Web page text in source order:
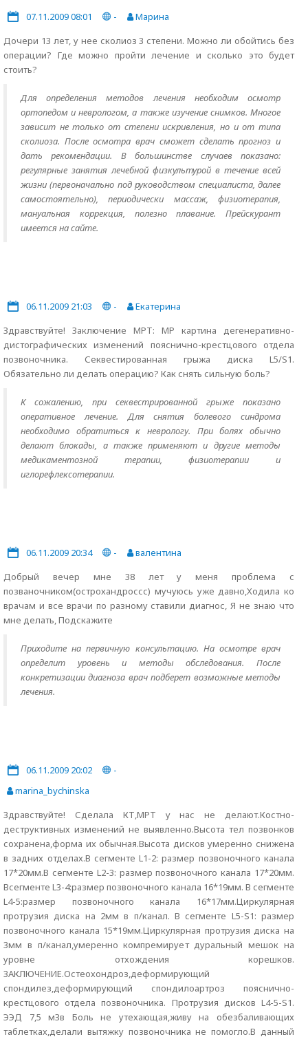
07.11.2009 08:01 -
Марина
Дочери 13 лет, у нее сколиоз 3 степени. Можно ли обойтись без
операции? Где можно пройти лечение и сколько это будет
стоить?
Для определения методов лечения необходим осмотр
ортопедом и неврологом, а также изучение снимков. Многое
зависит не только от степени искривления, но и от типа
сколиоза. После осмотра врач сможет сделать прогноз и
дать рекомендации. В большинстве случаев показано:
регулярные занятия лечебной физкультурой в течение всей
жизни (первоначально под руководством специалиста, далее
самостоятельно), периодически массаж, физиотерапия,
мануальная коррекция, полезно плавание. Прейскурант
имеется на сайте.
06.11.2009 21:03 -
Екатерина
Здравствуйте! Заключение МРТ: МР картина дегенеративно-
дистографических изменений пояснично-крестцового отдела
позвоночника. Секвестированная грыжа диска L5/S1.
Обязательно ли делать операцию? Как снять сильную боль?
К сожалению, при секвестрированной грыже показано
оперативное лечение. Для снятия болевого синдрома
необходимо обратиться к неврологу. При болях обычно
делают блокады, а также применяют и другие методы
медикаментозной терапии, физиотерапии и
иглорефлексотерапии.
06.11.2009 20:34 -
валентина
Добрый вечер мне 38 лет у меня проблема с
позваночником(острохандроссс) мучуюсь уже давно,Ходила ко
врачам и все врачи по разному ставили диагнос, Я не знаю что
мне делать, Подскажите
Приходите на первичную консультацию. На осмотре врач
определит уровень и методы обследования. После
конкретизации диагноза врач подберет возможные методы
лечения.
06.11.2009 20:02
-
marina_bychinska
Здравствуйте! Сделала КТ,МРТ у нас не делают.Костно-
деструктивных изменений не выявленно.Высота тел позвонков
сохранена,форма их обычная.Высота дисков умеренно снижена
в задних отделах.В сегменте L1-2: размер позвоночного канала
17*20мм.В сегменте L2-3: размер позвоночного канала 17*20мм.
Всегменте L3-4:размер позвоночного канала 16*19мм. В сегменте
L4-5:размер позвоночного канала 16*17мм.Циркулярная
протрузия диска на 2мм в п/канал. В сегменте L5-S1: размер
позвоночного канала 15*19мм.Циркулярная протрузия диска на
3мм в п/канал,умеренно компремирует дуральный мешок на
уровне отхождения корешков.
ЗАКЛЮЧЕНИЕ.Остеохондроз,деформирующий
спондилез,деформирующий спондилоартроз пояснично-
крестцового отдела позвоночника. Протрузия дисков L4-5-S1.
ЭЭД 7,5 мЗв Боль не утехающая,живу на обезбаливающих
таблетках,делали вытяжку позвоночника не помогло.В данный